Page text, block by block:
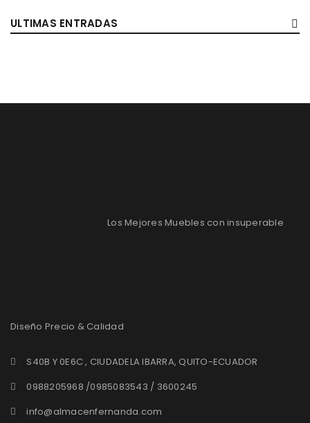
ULTIMAS ENTRADAS
Los Mejores Muebles con insuperable
Diseño Precio & Calidad
S40B Y 0E6C , CIUDADELA IBARRA, QUITO-ECUADOR
0988205968 /0985083543 / 3600245
info@almacenfernanda.com